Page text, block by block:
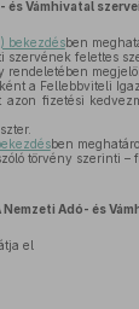
és Vámhivatal
bekezdésben
felettes
a Fellebbviteli
fizetési
ben
törvény szerinti –
Nemzeti Adó- és
el